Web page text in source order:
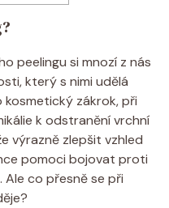
peelingu si mnozí z nás
který s nimi udělá
zákrok, při
k odstranění vrchní
výrazně zlepšit vzhled
pomoci bojovat proti
Ale co přesně se při